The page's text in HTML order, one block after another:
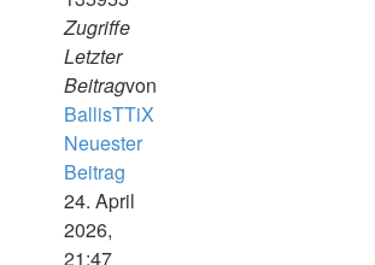
Zugriffe
Letzter
Beitragvon
BallisTTiX
Neuester
Beitrag
24. April
2026,
21:47